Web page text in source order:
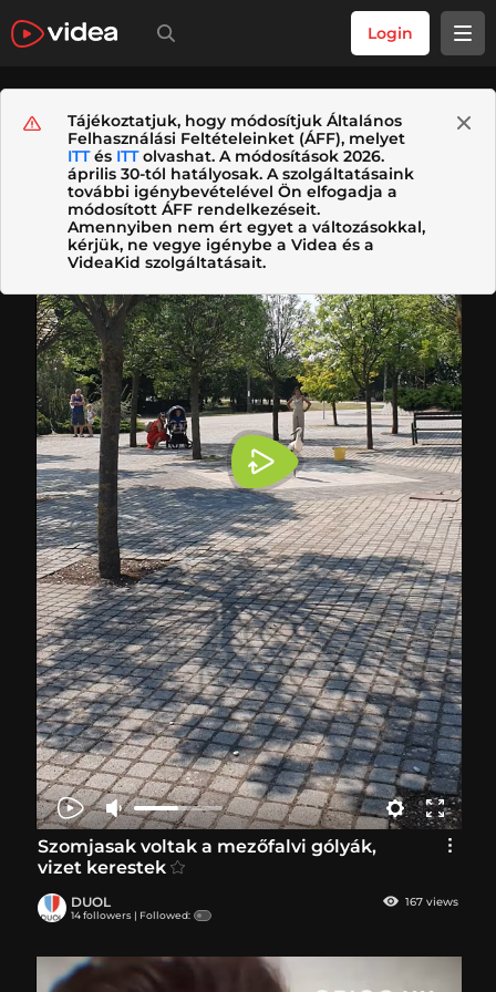
Login
Tájékoztatjuk, hogy módosítjuk Általános
Felhasználási Feltételeinket (ÁFF), melyet
ITTés ITTolvashat. A módosítások 2026.
április 30-tól hatályosak. A szolgáltatásaink
további igénybevételével Ön elfogadja a
módosított ÁFF rendelkezéseit.
Amennyiben nem ért egyet a változásokkal,
kérjük, ne vegye igénybe a Videa és a
VideaKid szolgáltatásait.
Szomjasak voltak a mezőfalvi gólyák,
vizet kerestek
DUOL
14 followers | Followed:
167 views